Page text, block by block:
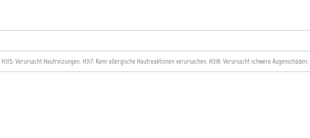
H315: Verursacht Hautreizungen. H317: Kann allergische Hautreaktionen verursachen. H318: Verursacht schwere Augenschäden.